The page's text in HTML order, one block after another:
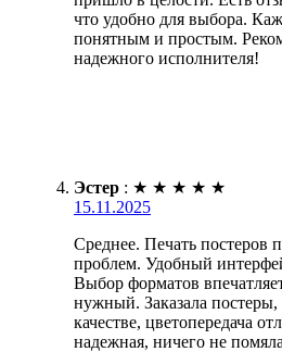
что удобно для выбора.
понятным и простым.
надежного исполнителя!
Эстер : ★ ★ ★ ★ ★
15.11.2025
Среднее. Печать постеров
проблем. Удобный
Выбор форматов
нужный. Заказала
качестве, цветопередача
надежная, ничего не